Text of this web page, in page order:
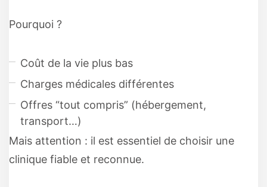
Pourquoi ?
Coût de la vie plus bas
Charges médicales différentes
Offres “tout compris” (hébergement,
transport…)
Mais attention : il est essentiel de choisir une
clinique fiable et reconnue.